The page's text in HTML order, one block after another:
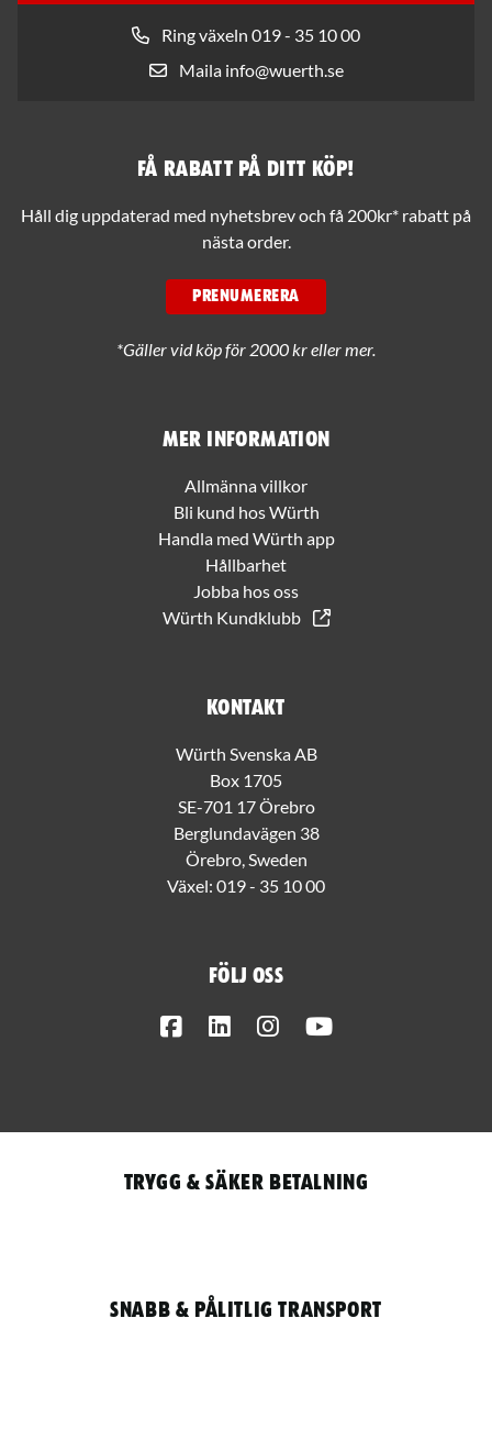
Ring växeln 019 - 35 10 00
Maila info@wuerth.se
Mer information
Allmänna villkor
Bli kund hos Würth
Handla med Würth app
Hållbarhet
Jobba hos oss
Würth Kundklubb
Kontakt
Würth Svenska AB
Box 1705
SE-701 17 Örebro
Berglundavägen 38
Örebro, Sweden
Växel: 019 - 35 10 00
Följ oss
FacebookLinkedInInstagram
Få rabatt på ditt köp!
Håll dig uppdaterad med nyhetsbrev och få 200kr* rabatt på
nästa order.
PRENUMERERA
*Gäller vid köp för 2000 kr eller mer.
Trygg & säker betalning
Snabb & pålitlig transport